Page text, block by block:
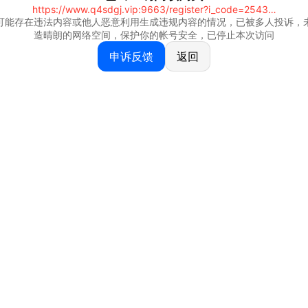
https://www.q4sdgj.vip:9663/register?i_code=25430844
能存在违法内容或他人恶意利用生成违规内容的情况，已被多人投诉，
造晴朗的网络空间，保护你的帐号安全，已停止本次访问
申诉反馈 返回